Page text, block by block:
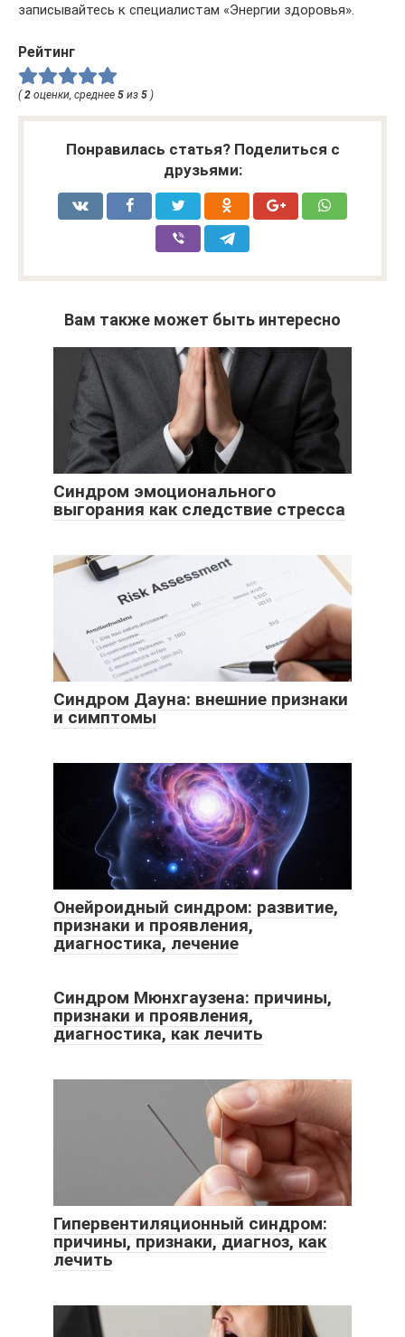
записывайтесь к специалистам «Энергии здоровья».
Рейтинг
(2 оценки, среднее 5 из 5 )
Понравилась статья? Поделиться с
друзьями:
Вам также может быть интересно
Синдром эмоционального
выгорания как следствие стресса
Синдром Дауна: внешние признаки
и симптомы
Онейроидный синдром: развитие,
признаки и проявления,
диагностика, лечение
Синдром Мюнхгаузена: причины,
признаки и проявления,
диагностика, как лечить
Гипервентиляционный синдром:
причины, признаки, диагноз, как
лечить